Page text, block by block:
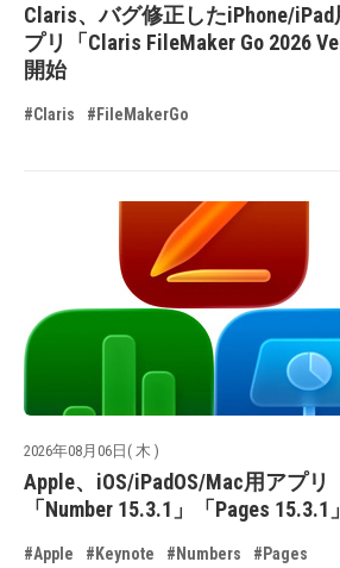
Claris、バグ修正したiPhone/
プリ「Claris FileMaker Go 2026
開始
#Claris #FileMakerGo
2026年08月06日( 木 )
Apple、iOS/iPadOS/Mac用アプリ
「Number 15.3.1」「Pages
#Apple #Keynote #Numbers #Pages